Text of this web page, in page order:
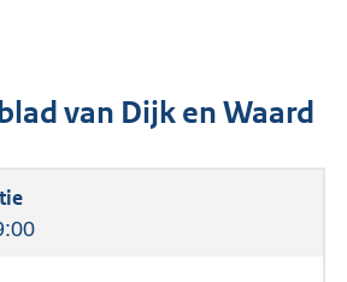
van Dijk en Waard